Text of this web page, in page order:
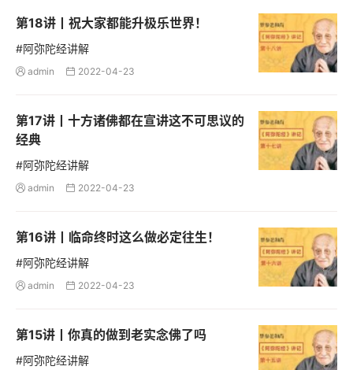
第18讲丨祝大家都能升极乐世界！
#阿弥陀经讲解
 admin  2022-04-23
第17讲丨十方诸佛都在宣讲这不可思议的
经典
#阿弥陀经讲解
 admin  2022-04-23
第16讲丨临命终时这么做必定往生！
#阿弥陀经讲解
 admin  2022-04-23
第15讲丨你真的做到老实念佛了吗
#阿弥陀经讲解